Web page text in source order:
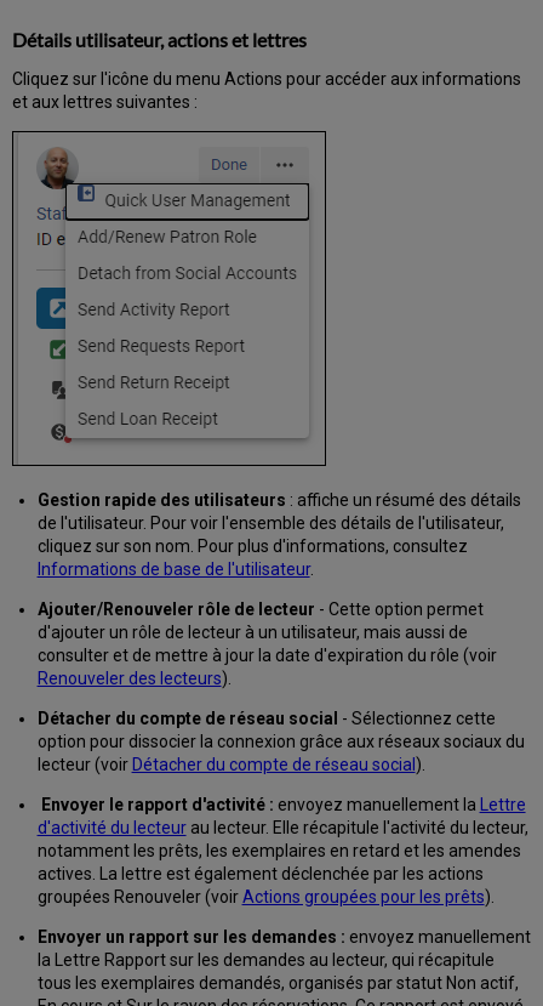
des
Inscrire
de
nouveaux
Inscrire
des
lecteurs
d'autres
institutions
le
de
services
aux
usagers
Importer
des
partir
d'un
système
de
gestion
étudiants
Renouveler
le
rôle
du
lecteur
Configurer
les
d'un
lecteur
Gérer
Détails utilisateur, actions et lettres
Cliquez sur l'icône du menu Actions pour accéder aux informations
et aux lettres suivantes :
Gestion rapide des utilisateurs : affiche un résumé des détails
de l'utilisateur. Pour voir l'ensemble des détails de l'utilisateur,
cliquez sur son nom. Pour plus d'informations, consultez
Informations de base de l'utilisateur.
Ajouter/Renouveler rôle de lecteur - Cette option permet
d'ajouter un rôle de lecteur à un utilisateur, mais aussi de
consulter et de mettre à jour la date d'expiration du rôle (voir
Renouveler des lecteurs).
Détacher du compte de réseau social - Sélectionnez cette
option pour dissocier la connexion grâce aux réseaux sociaux du
lecteur (voir Détacher du compte de réseau social ).
Envoyer le rapport d'activité : envoyez manuellement la
Lettre
d'activité du lecteurau lecteur. Elle récapitule l'activité du lecteur,
notamment les prêts, les exemplaires en retard et les amendes
actives. La lettre est également déclenchée par les actions
groupées Renouveler (voirActions groupées pour les prêts).
Envoyer un rapport sur les demandes : envoyez manuellement
la Lettre Rapport sur les demandes au lecteur, qui récapitule
tous les exemplaires demandés, organisés par statut Non actif,